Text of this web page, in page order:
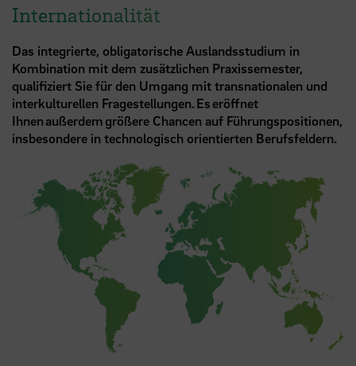
Internationalität
Das integrierte, obligatorische Auslandsstudium in
Kombination mit dem zusätzlichen Praxissemester,
qualifiziert Sie für den Umgang mit transnationalen und
interkulturellen Fragestellungen. Es eröffnet
Ihnen außerdem größere Chancen auf Führungspositionen,
insbesondere in technologisch orientierten Berufsfeldern.